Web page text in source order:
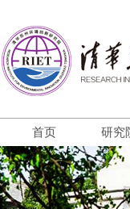
首页 研究